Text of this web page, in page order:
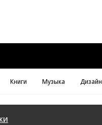
Книги Музыка Дизайн